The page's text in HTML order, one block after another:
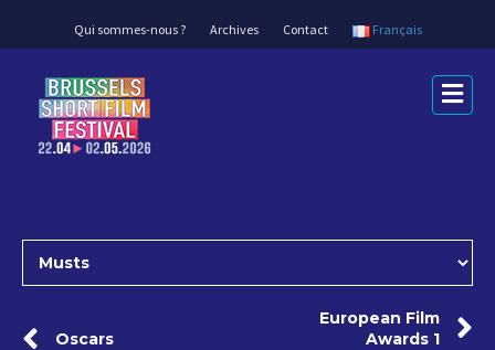
Qui sommes-nous ? Archives Contact Français
Oscars
European Film
Awards 1